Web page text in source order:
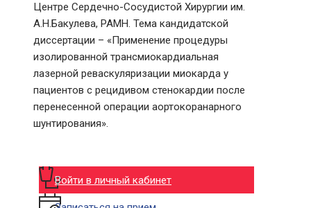
Центре Сердечно-Сосудистой Хирургии им.
А.Н.Бакулева, РАМН. Тема кандидатской
дисcертации – «Применение процедуры
изолированной трансмиокардиальная
лазерной реваскуляризации миокарда у
пациентов c рецидивом стенокардии после
перенесенной операции аортокоранарного
шунтирования».
Войти в личный кабинет